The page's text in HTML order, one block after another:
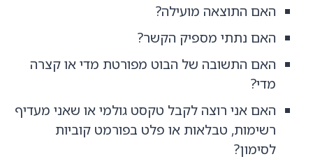
האם התוצאה מועילה?
האם נתתי מספיק הקשר?
האם התשובה של הבוט מפורטת מדי או קצרה
מדי?
האם אני רוצה לקבל טקסט גולמי או שאני מעדיף
רשימות, טבלאות או פלט בפורמט קוביות
לסימון?